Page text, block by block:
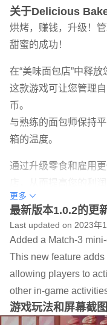
关于Delicious
烘烤，赚钱，升级！
甜蜜的成功！
在“美味面包店”中释放
这款游戏可让您管理
币。
与熟练的面包师保持
箱的温度。
通过升级零食和雇用
以丰厚的成就来庆祝
花费星星来定制您的
潜入“美味面包店”，
合。
准备好建立自己的烘
----------------
更多
最新版本1.0.2的更
Last updated on 2023年
Added a Match-3
This new feature
allowing players to
other in-game
游戏玩法和屏幕截图